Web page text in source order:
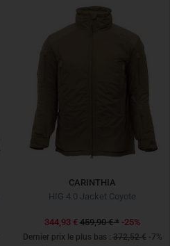
CARINTHIA
HIG 4.0 Jacket Coyote
344,93 € 459,90 €* -25%
Dernier prix le plus bas : 372,52 € -7%